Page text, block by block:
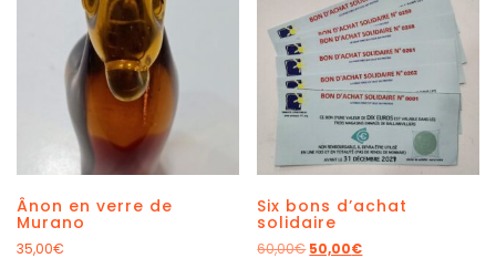
Ânon en verre de
Murano
35,00€
Six bons d’achat
solidaire
60,00€ 50,00€